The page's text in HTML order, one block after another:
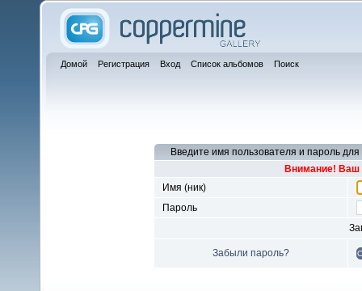
Домой Регистрация Вход Список альбомов Поиск
Введите имя пользователя и пароль для
Внимание! Ваш
Имя (ник)
Пароль
Забыли пароль?